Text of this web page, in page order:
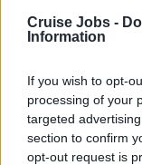
Cruise Jobs -
Information
If you wish to opt-
processing of your
targeted
section to confirm
opt-out request is
megbízhatóak
szellemü,
A jó munkaerő
színvonalon